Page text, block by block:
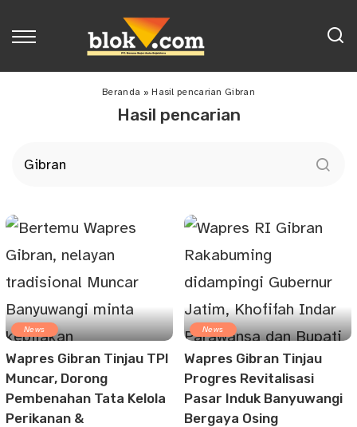
Beranda »Hasil pencarian Gibran
Hasil pencarian
News
Wapres Gibran Tinjau TPI
Muncar, Dorong
Pembenahan Tata Kelola
Perikanan &
News
Wapres Gibran Tinjau
Progres Revitalisasi
Pasar Induk Banyuwangi
Bergaya Osing